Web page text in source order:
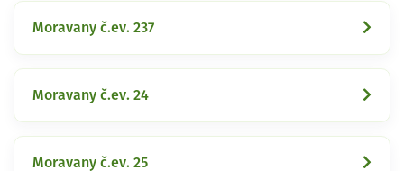
Moravany č.ev. 237
Moravany č.ev. 24
Moravany č.ev. 25